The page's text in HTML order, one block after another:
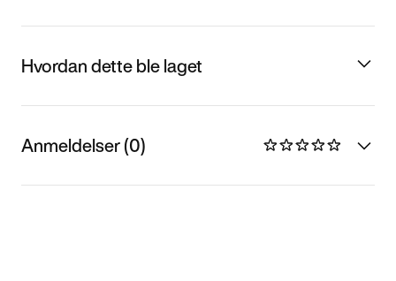
Hvordan dette ble laget
Anmeldelser (0)